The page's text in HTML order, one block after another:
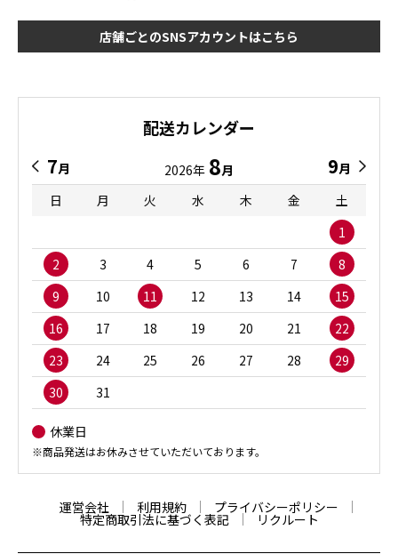
店舗ごとのSNSアカウントはこちら
配送カレンダー
7月 2026年 8月 9月
日
月 火 水 木 金
土
1
2
3 4 5 6 7
8
9
10 11 12 13 14
15
16
17 18 19 20 21
22
23
24 25 26 27 28
29
30
31
休業日
※商品発送はお休みさせていただいております。
運営会社 利用規約 プライバシーポリシー
特定商取引法に基づく表記 リクルート